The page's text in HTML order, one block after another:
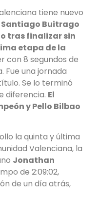
tiene nuevo
Santiago Buitrago
tras finalizar sin
etapa de la
con 8 segundos de
Fue una jornada
Se lo terminó
diferencia. El
y Pello Bilbao
la quinta y última
Valenciana, la
Jonathan
de 2:09:02,
de un día atrás,